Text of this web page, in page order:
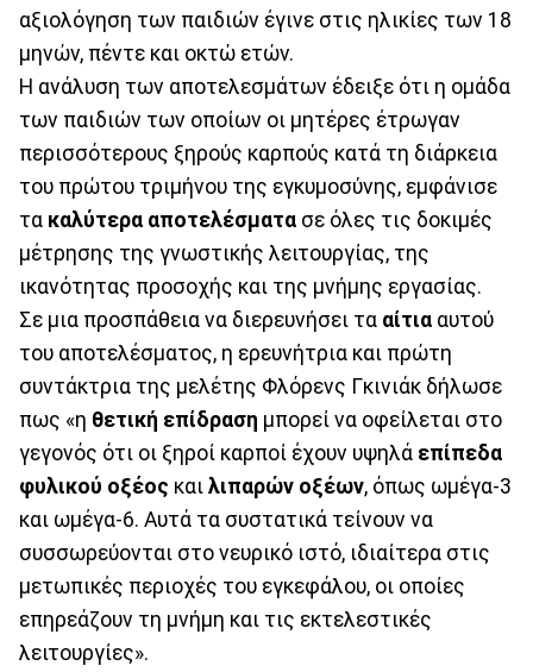
αξιολόγηση των παιδιών έγινε στις ηλικίες των 18
μηνών, πέντε και οκτώ ετών.
Η ανάλυση των αποτελεσμάτων έδειξε ότι η ομάδα
των παιδιών των οποίων οι μητέρες έτρωγαν
περισσότερους ξηρούς καρπούς κατά τη διάρκεια
του πρώτου τριμήνου της εγκυμοσύνης, εμφάνισε
τα καλύτερα αποτελέσματα σε όλες τις δοκιμές
μέτρησης της γνωστικής λειτουργίας, της
ικανότητας προσοχής και της μνήμης εργασίας.
Σε μια προσπάθεια να διερευνήσει τα αίτια αυτού
του αποτελέσματος, η ερευνήτρια και πρώτη
συντάκτρια της μελέτης Φλόρενς Γκινιάκ δήλωσε
πως «η θετική επίδραση μπορεί να οφείλεται στο
γεγονός ότι οι ξηροί καρποί έχουν υψηλά επίπεδα
φυλικού οξέος και λιπαρών οξέων, όπως ωμέγα-3
και ωμέγα-6. Αυτά τα συστατικά τείνουν να
συσσωρεύονται στο νευρικό ιστό, ιδιαίτερα στις
μετωπικές περιοχές του εγκεφάλου, οι οποίες
επηρεάζουν τη μνήμη και τις εκτελεστικές
λειτουργίες».